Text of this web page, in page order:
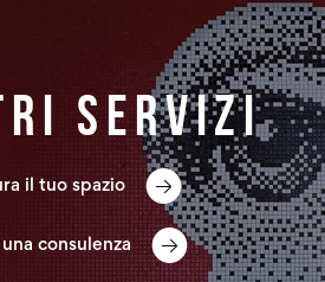
servizi
il tuo spazio
consulenza